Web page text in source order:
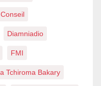
Conseil
Diamniadio
FMI
Tchiroma Bakary